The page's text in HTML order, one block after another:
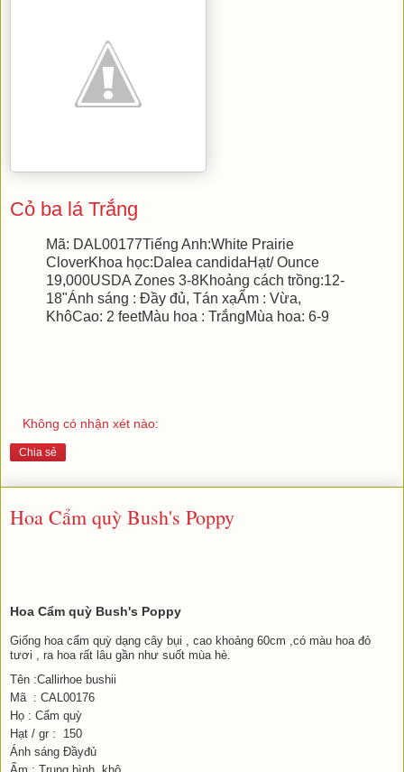
Cỏ ba lá Trắng
Mã: DAL00177Tiếng Anh:White Prairie
CloverKhoa học:Dalea candidaHạt/ Ounce
19,000USDA Zones 3-8Khoảng cách trồng:12-
18"Ánh sáng : Đầy đủ, Tán xạẨm : Vừa,
KhôCao: 2 feetMàu hoa : TrắngMùa hoa: 6-9
Không có nhận xét nào:
Chia sẻ
Hoa Cẩm quỳ Bush's Poppy
Hoa Cẩm quỳ Bush's Poppy
Giống hoa cẩm quỳ dạng cây bụi , cao khoảng 60cm ,có màu hoa đỏ
tươi , ra hoa rất lâu gần như suốt mùa hè.
Tên :Callirhoe bushii
Mã  : CAL00176
Họ : Cẩm quỳ
Hạt / gr :  150
Ánh sáng Đầyđủ